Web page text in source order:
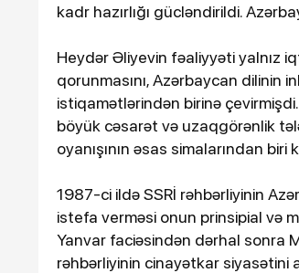
kadr hazırlığı gücləndirildi.
Heydər Əliyevin fəaliyyəti yalnız
qorunmasını, Azərbaycan dilinin
istiqamətlərindən birinə
böyük cəsarət və uzaqgörənlik
oyanışının əsas simalarından
1987-ci ildə SSRİ rəhbərliyinin
istefa verməsi onun prinsipial və
Yanvar faciəsindən dərhal sonra
rəhbərliyinin cinayətkar siyasətini